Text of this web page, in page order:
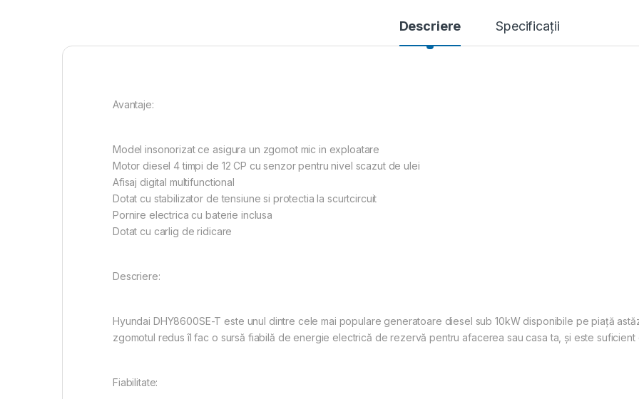
Descriere Specificații
Avantaje:
Model insonorizat ce asigura un zgomot mic in exploatare
Motor diesel 4 timpi de 12 CP cu senzor pentru nivel scazut de ulei
Afisaj digital multifunctional
Dotat cu stabilizator de tensiune si protectia la scurtcircuit
Pornire electrica cu baterie inclusa
Dotat cu carlig de ridicare
Descriere:
Hyundai DHY8600SE-T este unul dintre cele mai populare generatoare diesel sub 10kW disponibile pe piață
zgomotul redus îl fac o sursă fiabilă de energie electrică de rezervă pentru afacerea sau casa ta, și este
Fiabilitate: